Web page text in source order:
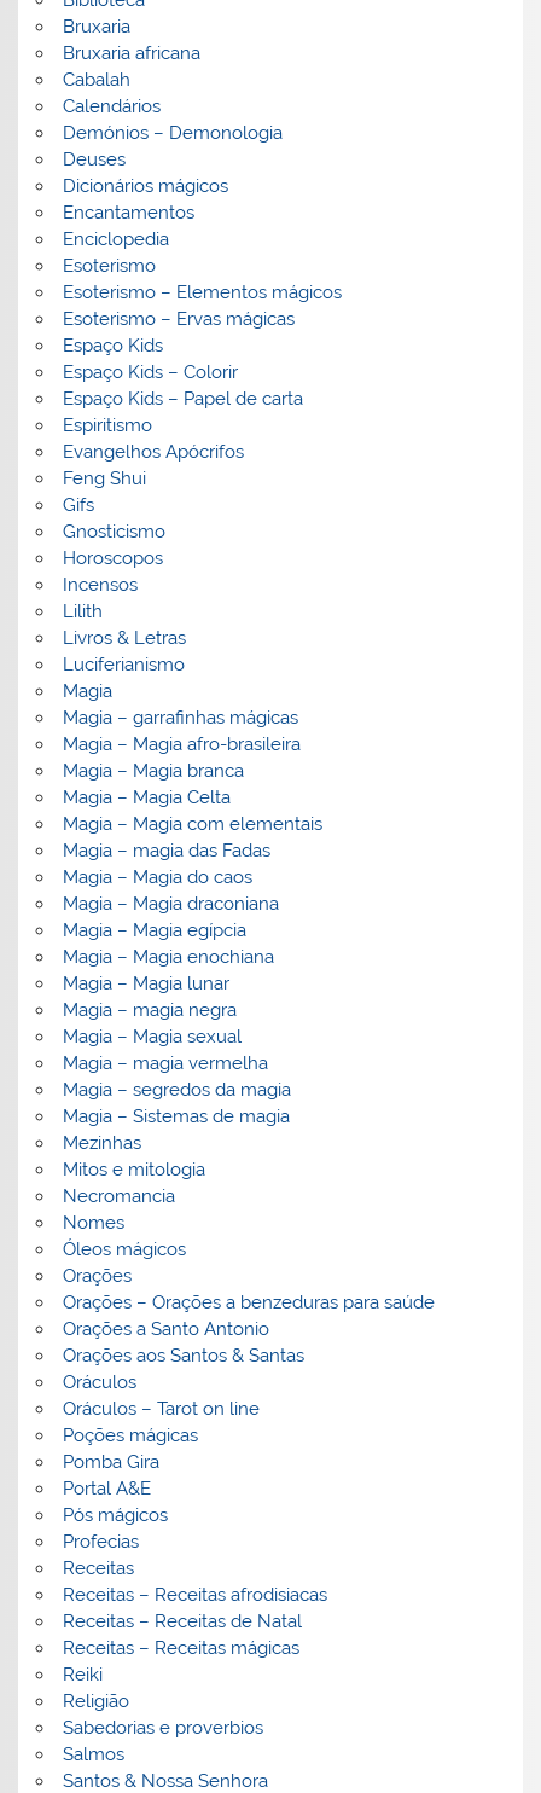
Bruxaria
Bruxaria africana
Cabalah
Calendários
Demónios – Demonologia
Deuses
Dicionários mágicos
Encantamentos
Enciclopedia
Esoterismo
Esoterismo – Elementos mágicos
Esoterismo – Ervas mágicas
Espaço Kids
Espaço Kids – Colorir
Espaço Kids – Papel de carta
Espiritismo
Evangelhos Apócrifos
Feng Shui
Gifs
Gnosticismo
Horoscopos
Incensos
Lilith
Livros & Letras
Luciferianismo
Magia
Magia – garrafinhas mágicas
Magia – Magia afro-brasileira
Magia – Magia branca
Magia – Magia Celta
Magia – Magia com elementais
Magia – magia das Fadas
Magia – Magia do caos
Magia – Magia draconiana
Magia – Magia egípcia
Magia – Magia enochiana
Magia – Magia lunar
Magia – magia negra
Magia – Magia sexual
Magia – magia vermelha
Magia – segredos da magia
Magia – Sistemas de magia
Mezinhas
Mitos e mitologia
Necromancia
Nomes
Óleos mágicos
Orações
Orações – Orações a benzeduras para saúde
Orações a Santo Antonio
Orações aos Santos & Santas
Oráculos
Oráculos – Tarot on line
Poções mágicas
Pomba Gira
Portal A&E
Pós mágicos
Profecias
Receitas
Receitas – Receitas afrodisiacas
Receitas – Receitas de Natal
Receitas – Receitas mágicas
Reiki
Religião
Sabedorias e proverbios
Salmos
Santos & Nossa Senhora